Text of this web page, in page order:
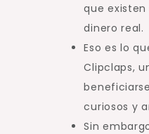
que
dinero real.
Eso es lo
Clipclaps,
curiosos y
Sin